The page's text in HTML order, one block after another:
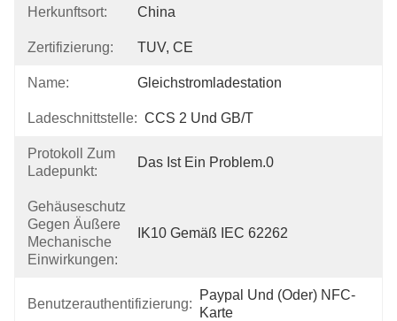
Herkunftsort: China
Zertifizierung: TUV, CE
Name: Gleichstromladestation
Ladeschnittstelle: CCS 2 Und GB/T
Protokoll Zum
Ladepunkt:
Das Ist Ein Problem.0
Gehäuseschutz
Gegen Äußere
Mechanische
Einwirkungen:
IK10 Gemäß IEC 62262
Benutzerauthentifizierung:
Paypal Und (oder) NFC-
Karte